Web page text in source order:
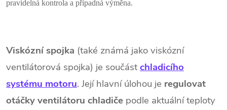
pravidelná kontrola a případná výměna.
Viskózní spojka (také známá jako viskózní
ventilátorová spojka) je součástchladicího
systému motoru. Její hlavní úlohou je regulovat
otáčky ventilátoru chladiče podle aktuální teploty